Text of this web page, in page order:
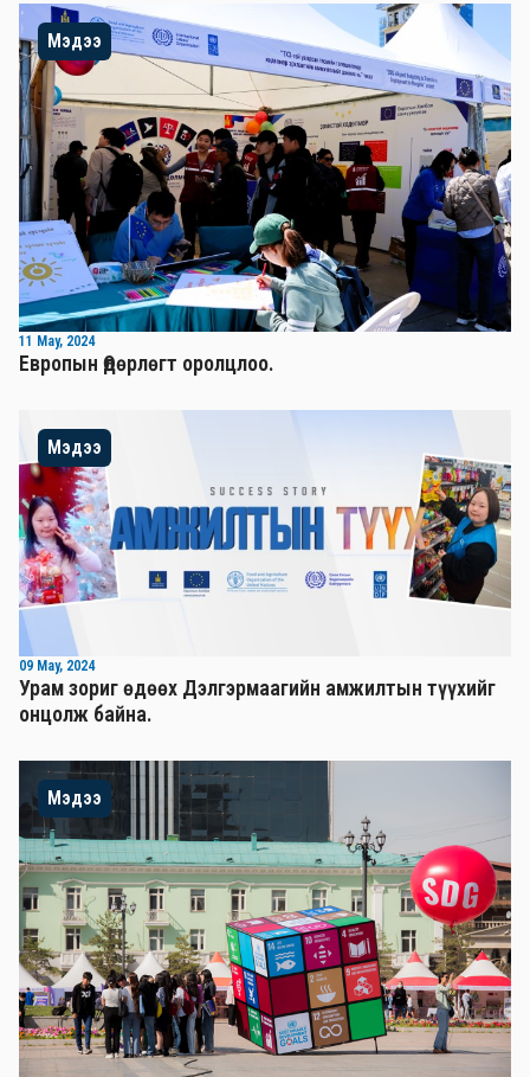
Мэдээ
11 May, 2024
Европын Өдөрлөгт оролцлоо.
Мэдээ
09 May, 2024
Урам зориг өдөөх Дэлгэрмаагийн амжилтын түүхийг
онцолж байна.
Мэдээ